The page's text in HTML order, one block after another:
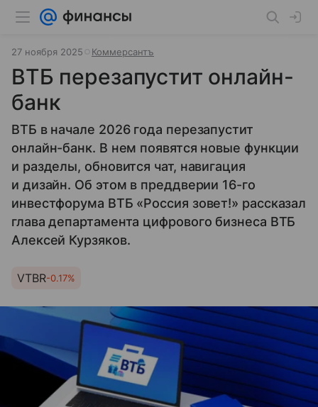
27 ноября 2025 Коммерсантъ
ВТБ перезапустит онлайн-
банк
ВТБ в начале 2026 года перезапустит
онлайн-банк. В нем появятся новые функции
и разделы, обновится чат, навигация
и дизайн. Об этом в преддверии 16-го
инвестфорума ВТБ «Россия зовет!» рассказал
глава департамента цифрового бизнеса ВТБ
Алексей Курзяков.
VTBR-0.17%